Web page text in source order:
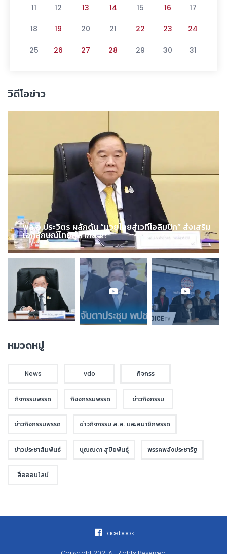
11 12 13 14 15 16 17
18 19 20 21 22 23 24
25 26 27 28 29 30 31
วิดีโอข่าว
พล.อ.ประวิตร ผลักดัน “มวยไทยสู่เวทีโอลิมปิก” ส่งเสริม
เอกลักษณ์ไทยสู่สากล !!!
หมวดหมู่
News vdo กิจกรร
กิจกรรมพรรค กิจจกรรมพรรค ข่าวกิจกรรม
ข่าวกิจกรรมพรรค ข่าวกิจกรรม ส.ส. และสมาชิกพรรค
ข่าวประชาสัมพันธ์ บุณณดา สุปิยพันธุ์ พรรคพลังประชารัฐ
สื่อออนไลน์
facebook